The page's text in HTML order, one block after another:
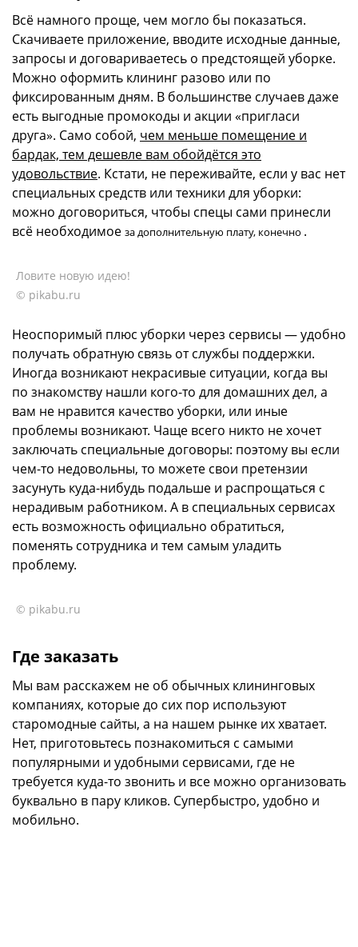
Всё намного проще, чем могло бы показаться.
Скачиваете приложение, вводите исходные данные,
запросы и договариваетесь о предстоящей уборке.
Можно оформить клининг разово или по
фиксированным дням. В большинстве случаев даже
есть выгодные промокоды и акции «пригласи
друга». Само собой, чем меньше помещение и
бардак, тем дешевле вам обойдётся это
удовольствие. Кстати, не переживайте, если у вас нет
специальных средств или техники для уборки:
можно договориться, чтобы спецы сами принесли
всё необходимое за дополнительную плату, конечно .
Ловите новую идею!
© pikabu.ru
Неоспоримый плюс уборки через сервисы — удобно
получать обратную связь от службы поддержки.
Иногда возникают некрасивые ситуации, когда вы
по знакомству нашли кого-то для домашних дел, а
вам не нравится качество уборки, или иные
проблемы возникают. Чаще всего никто не хочет
заключать специальные договоры: поэтому вы если
чем-то недовольны, то можете свои претензии
засунуть куда-нибудь подальше и распрощаться с
нерадивым работником. А в специальных сервисах
есть возможность официально обратиться,
поменять сотрудника и тем самым уладить
проблему.
© pikabu.ru
Где заказать
Мы вам расскажем не об обычных клининговых
компаниях, которые до сих пор используют
старомодные сайты, а на нашем рынке их хватает.
Нет, приготовьтесь познакомиться с самыми
популярными и удобными сервисами, где не
требуется куда-то звонить и все можно организовать
буквально в пару кликов. Супербыстро, удобно и
мобильно.